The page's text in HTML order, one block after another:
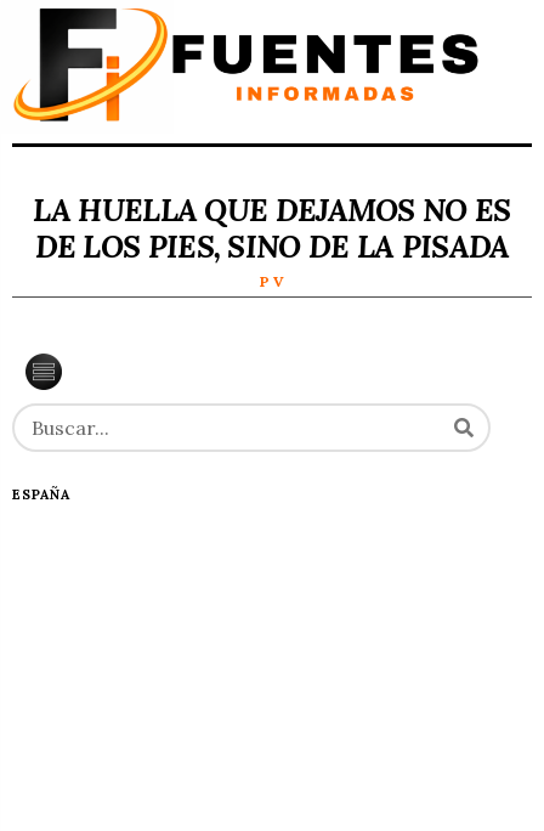
LA HUELLA QUE DEJAMOS NO ES
DE LOS PIES, SINO DE LA PISADA
P V
ESPAÑA